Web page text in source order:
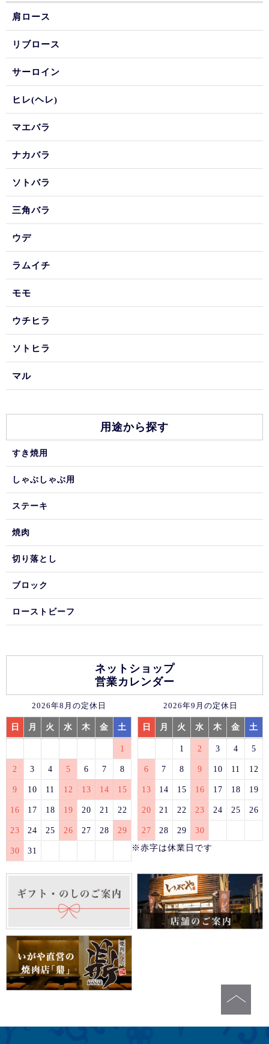
肩ロース
リブロース
サーロイン
ヒレ(ヘレ)
マエバラ
ナカバラ
ソトバラ
三角バラ
ウデ
ラムイチ
モモ
ウチヒラ
ソトヒラ
マル
用途から探す
すき焼用
しゃぶしゃぶ用
ステーキ
焼肉
切り落とし
ブロック
ローストビーフ
ネットショップ
営業カレンダー
2026年8月の定休日
日 月 火 水 木 金 土
1
2 3 4 5 6 7 8
9 10 11 12 13 14 15
16 17 18 19 20 21 22
23 24 25 26 27 28 29
30 31
2026年9月の定休日
日 月 火 水 木 金 土
1 2 3 4 5
6 7 8 9 10 11 12
13 14 15 16 17 18 19
20 21 22 23 24 25 26
27 28 29
30
※赤字は休業日です